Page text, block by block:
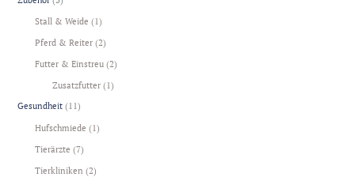
Stall & Weide (1)
Pferd & Reiter (2)
Futter & Einstreu (2)
Zusatzfutter (1)
Gesundheit (11)
Hufschmiede (1)
Tierärzte (7)
Tierkliniken (2)